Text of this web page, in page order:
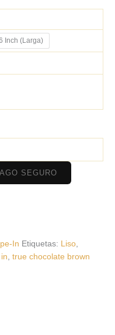
Inch (Larga)
In Etiquetas: Liso
true chocolate brown